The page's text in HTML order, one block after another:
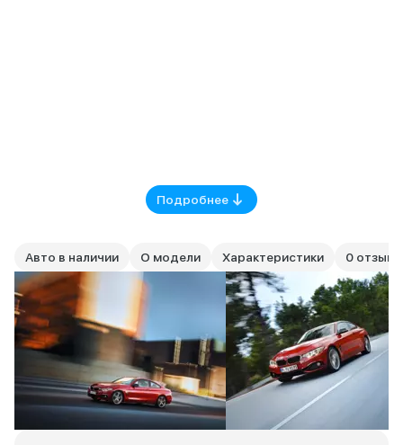
Подробнее
Авто в наличии О модели Характеристики 0